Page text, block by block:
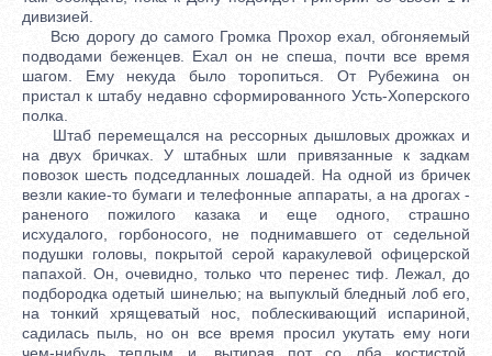
дивизией.
Всю дорогу до самого Громка Прохор ехал, обгоняемый
подводами беженцев. Ехал он не спеша, почти все время
шагом. Ему некуда было торопиться. От Рубежина он
пристал к штабу недавно сформированного Усть-Хоперского
полка.
Штаб перемещался на рессорных дышловых дрожках и
на двух бричках. У штабных шли привязанные к задкам
повозок шесть подседланных лошадей. На одной из бричек
везли какие-то бумаги и телефонные аппараты, а на дрогах -
раненого пожилого казака и еще одного, страшно
исхудалого, горбоносого, не поднимавшего от седельной
подушки головы, покрытой серой каракулевой офицерской
папахой. Он, очевидно, только что перенес тиф. Лежал, до
подбородка одетый шинелью; на выпуклый бледный лоб его,
на тонкий хрящеватый нос, поблескивающий испариной,
садилась пыль, но он все время просил укутать ему ноги
чем-нибудь теплым и, вытирая пот со лба костистой,